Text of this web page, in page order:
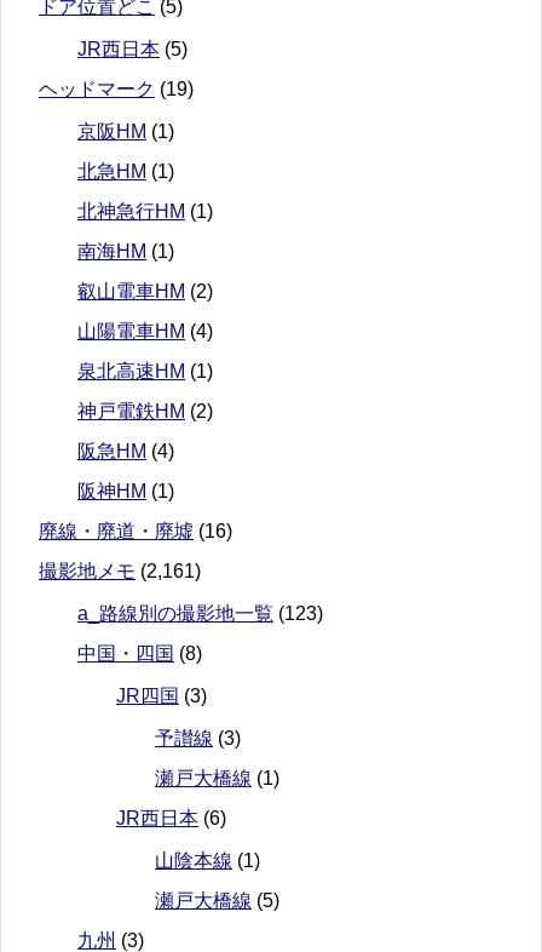
ドア位置どこ (5)
JR西日本 (5)
ヘッドマーク (19)
京阪HM (1)
北急HM (1)
北神急行HM (1)
南海HM (1)
叡山電車HM (2)
山陽電車HM (4)
泉北高速HM (1)
神戸電鉄HM (2)
阪急HM (4)
阪神HM (1)
廃線・廃道・廃墟 (16)
撮影地メモ (2,161)
a_路線別の撮影地一覧 (123)
中国・四国 (8)
JR四国 (3)
予讃線 (3)
瀬戸大橋線 (1)
JR西日本 (6)
山陰本線 (1)
瀬戸大橋線 (5)
九州 (3)